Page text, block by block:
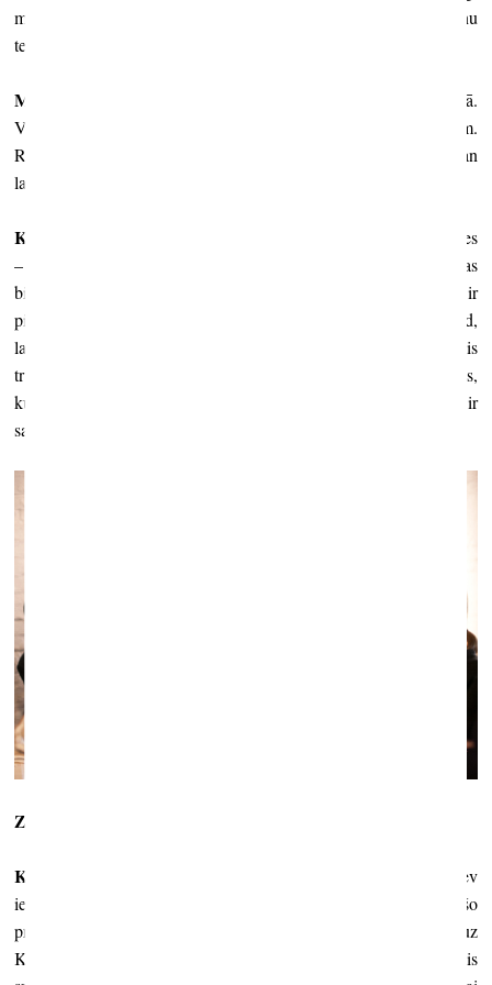
mākslas darbi. Tie bija darbi, kas ir autoru izpausme un viņu
tematika.
M. L.:
Man vispār šķiet, ka mēs esam ārkārtīgi nopietni mākslā.
Visi pieiet ārkārtīgi fundamentāli un nopietni šiem projektiem.
Reizēm pazūd spēles moments, lielāka negaidītība – viss ir diezgan
labi prognozējams.
Kristaps Ģelzis:
Vilnis piezīmēja, ka ir divas Venēcijas biennāles
– ir pamatkūrētā izstāde, kas ir starptautiska atlase, Venēcijas
biennāles kodols, un otra daļa – valstiskā reprezentācija, kas ir
pilnīgi paškontrolējama lieta tamdēļ, ka paši arī to finansē. Tātad,
lai veidotu projektu, nav jāgaida katras biennāles devīze. Lielākais
trūkums, kas skar māksliniekus, mēs piedāvājam produktus,
kuriem vienmēr pietrūkst laika, kas nozīmē, ka tie jau
ir
sasteigti.
Z. O.:
K. Ģ.:
Ja mēs skatāmies uz valsti kā pašdarbību – samaksā sev
iespēju pārstāvēt savu viedokli – tad arī principiem, kā izvēlas šo
produktu, ir jābūt pilnīgi citiem, nekā līdz šim. Mēs gaidām uz
Kultūras ministriju, kas, protams, kā valsts pārstāvis ir galvenais